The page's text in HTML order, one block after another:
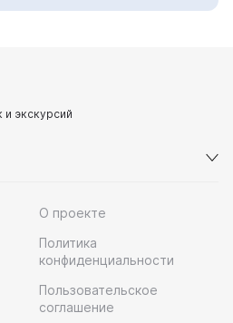
экскурсий
О проекте
Политика
конфиденциальности
Пользовательское
соглашение